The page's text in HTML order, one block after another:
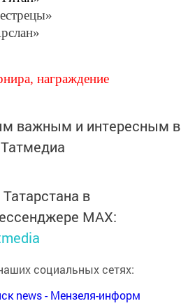
награждение
важным и интересным в
Татмедиа
в
MАХ:
социальных сетях:
news - Мензеля-информ